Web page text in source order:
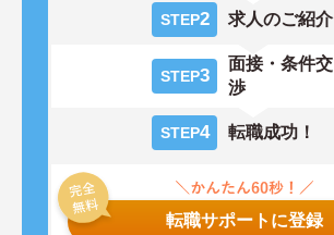
STEP2 求人のご紹介
STEP3
面接・条件交
渉
STEP4 転職成功！
転職サポートに登録